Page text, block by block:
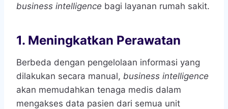
business intelligence bagi layanan rumah sakit.
1. Meningkatkan Perawatan
Berbeda dengan pengelolaan informasi yang
dilakukan secara manual, business intelligence
akan memudahkan tenaga medis dalam
mengakses data pasien dari semua unit